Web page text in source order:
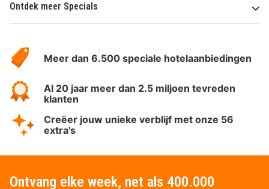
Ontdek meer Specials
HotelSpecials
Meer dan 6.500 speciale hotelaanbiedingen
Al 20 jaar meer dan 2.5 miljoen tevreden
klanten
Creëer jouw unieke verblijf met onze 56
extra's
Ontvang elke week, net als 400.000